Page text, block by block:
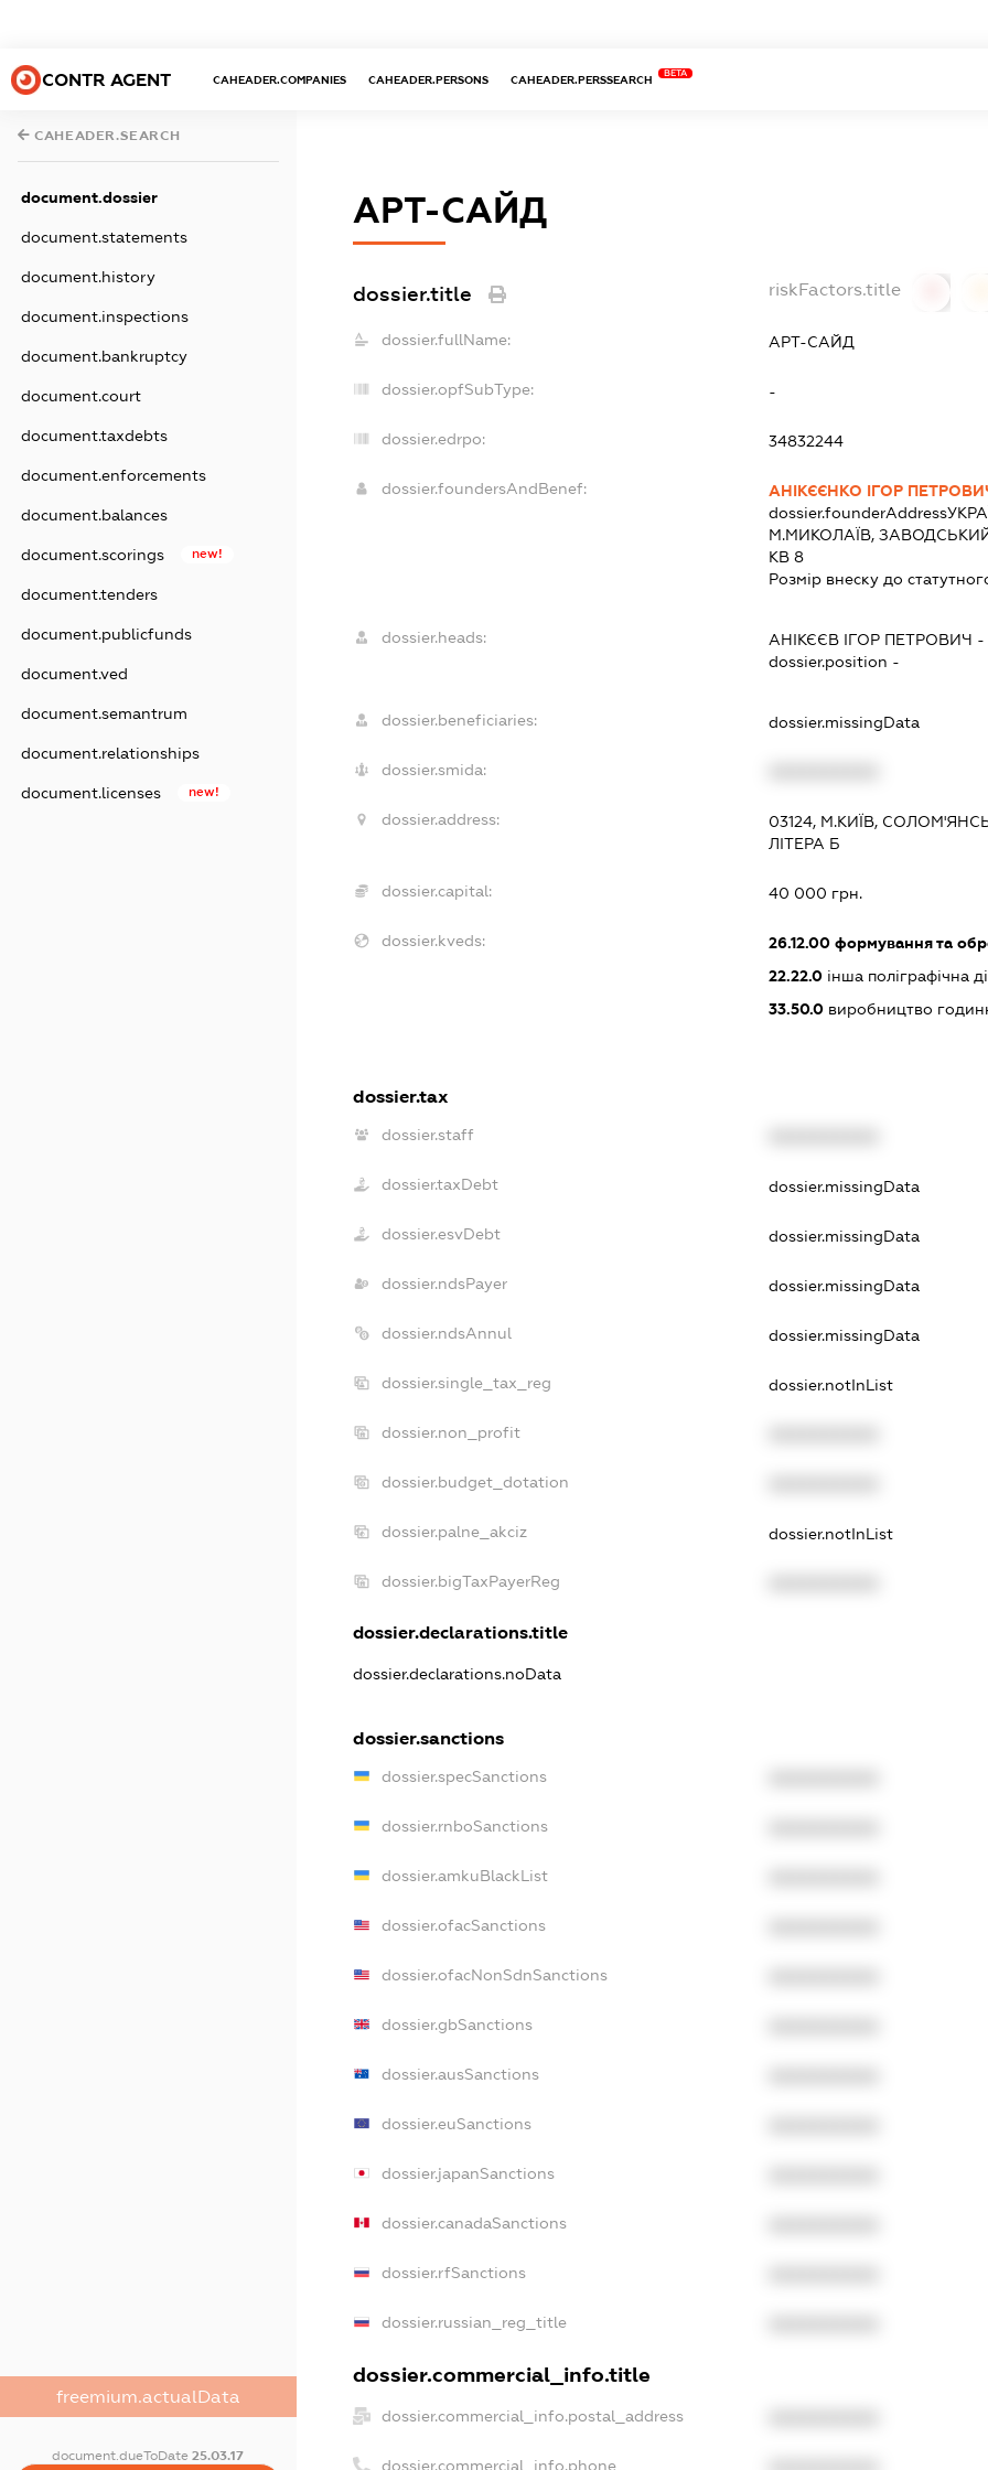
CONTR AGENT CAHEADER.COMPANIES CAHEADER.PERSONS CAHEADER.PERSSEARCH
BETA
CAHEADER.SEARCH
document.dossier
document.statements
document.history
document.inspections
document.bankruptcy
document.court
document.taxdebts
document.enforcements
document.balances
document.scorings new!
document.tenders
document.publicfunds
document.ved
document.semantrum
document.relationships
document.licenses new!
freemium.actualData
document.dueToDate25.03.17
АРТ-САЙД
dossier.title riskFactors.title
dossier.fullName: АРТ-САЙД
dossier.opfSubType: -
dossier.edrpo: 34832244
dossier.foundersAndBenef:
АНІКЄЄНКО ІГОР
dossier.founderAddress
М.МИКОЛАЇВ,
КВ 8
Розмір внеску до
dossier.heads: АНІКЄЄВ ІГОР ПЕТРОВИЧ -
dossier.position -
dossier.beneficiaries: dossier.missingData
dossier.smida:
dossier.address:
03124, М.КИЇВ,
ЛІТЕРА Б
dossier.capital: 40 000 грн.
dossier.kveds: 26.12.00 формування та
22.22.0 інша поліграфічна
33.50.0 виробництво
dossier.tax
dossier.staff
dossier.taxDebt dossier.missingData
dossier.esvDebt dossier.missingData
dossier.ndsPayer dossier.missingData
dossier.ndsAnnul dossier.missingData
dossier.single_tax_reg dossier.notInList
dossier.non_profit
dossier.budget_dotation
dossier.palne_akciz dossier.notInList
dossier.bigTaxPayerReg
dossier.declarations.title
dossier.declarations.noData
dossier.sanctions
dossier.specSanctions
dossier.rnboSanctions
dossier.amkuBlackList
dossier.ofacSanctions
dossier.ofacNonSdnSanctions
dossier.gbSanctions
dossier.ausSanctions
dossier.euSanctions
dossier.japanSanctions
dossier.canadaSanctions
dossier.rfSanctions
dossier.russian_reg_title
dossier.commercial_info.title
dossier.commercial_info.postal_address
dossier.commercial_info.phone